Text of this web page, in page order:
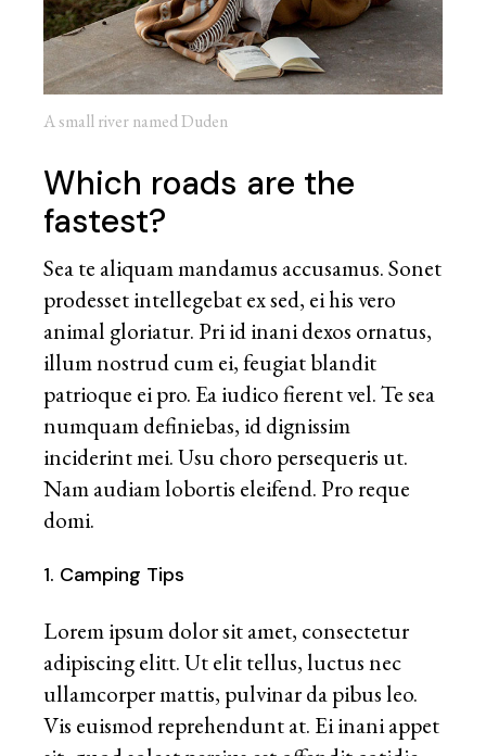
A small river named Duden
Which roads are the
fastest?
Sea te aliquam mandamus accusamus. Sonet
prodesset intellegebat ex sed, ei his vero
animal gloriatur. Pri id inani dexos ornatus,
illum nostrud cum ei, feugiat blandit
patrioque ei pro. Ea iudico fierent vel. Te sea
numquam definiebas, id dignissim
inciderint mei. Usu choro persequeris ut.
Nam audiam lobortis eleifend. Pro reque
domi.
1. Camping Tips
Lorem ipsum dolor sit amet, consectetur
adipiscing elitt. Ut elit tellus, luctus nec
ullamcorper mattis, pulvinar da pibus leo.
Vis euismod reprehendunt at. Ei inani appet